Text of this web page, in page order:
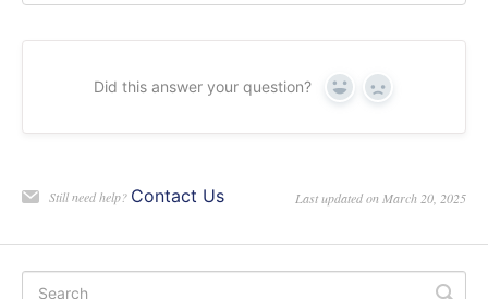
Did this answer your question? Yes No
Still need help? Contact Us Last updated on March 20, 2025